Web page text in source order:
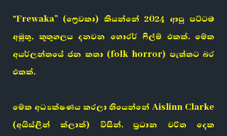
“Frewaka” (ෆ්‍රෙවකා) කියන්නේ 2024 ආපු පට්ටම
අමුතු, කුතුහලය දනවන හොරර් ෆිල්ම් එකක්. මේක
අයර්ලන්තයේ ජන කතා (folk horror) පැත්තට බර
එකක්.
මේක අධ්‍යක්ෂණය කරලා තියෙන්නේ Aislinn Clarke
(අයිස්ලින් ක්ලාක්) විසින්. ප්‍රධාන චරිත දෙක